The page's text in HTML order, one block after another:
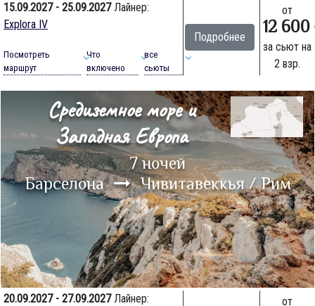
15.09.2027 - 25.09.2027Лайнер:
Explora IV
Посмотреть
маршрут
Что
включено
все
сьюты
Подробнее
от
12
за сьют на
2 взр.
Средиземное море и
Западная Европа
7 ночей
Барселона Чивитавеккья / Рим
20.09.2027 - 27.09.2027Лайнер:
от